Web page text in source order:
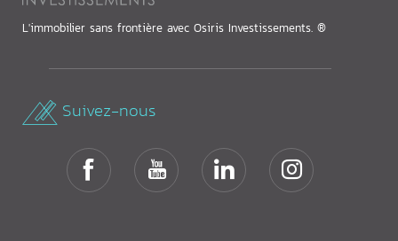
L'immobilier sans frontière avec Osiris Investissements. ®
Suivez-nous